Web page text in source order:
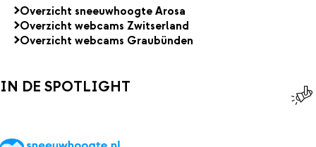
Overzicht sneeuwhoogte Arosa
Overzicht webcams Zwitserland
Overzicht webcams Graubünden
IN DE SPOTLIGHT